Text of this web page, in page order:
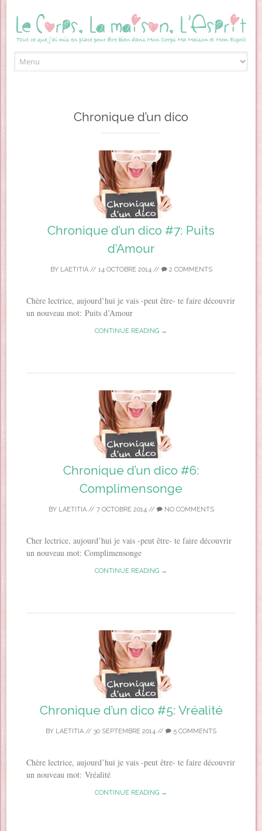
Chronique d’un dico
Chronique d’un dico #7: Puits
d’Amour
BY LAETITIA// 14 OCTOBRE 2014 // 2 COMMENTS
Chère lectrice, aujourd’hui je vais -peut être- te faire découvrir
un nouveau mot: Puits d’Amour
CONTINUE READING →
Chronique d’un dico #6:
Complimensonge
BY LAETITIA// 7 OCTOBRE 2014 // NO COMMENTS
Cher lectrice, aujourd’hui je vais -peut être- te faire découvrir
un nouveau mot: Complimensonge
CONTINUE READING →
Chronique d’un dico #5: Vréalité
BY LAETITIA // 30 SEPTEMBRE 2014 // 5 COMMENTS
Chère lectrice, aujourd’hui je vais -peut être- te faire découvrir
un nouveau mot: Vréalité
CONTINUE READING →